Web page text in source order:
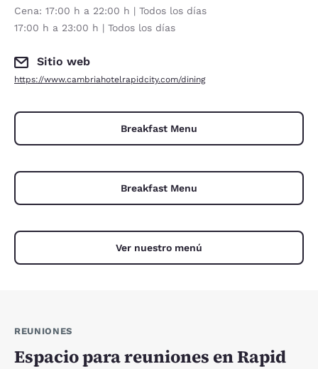
Cena: 17:00 h a 22:00 h | Todos los días
17:00 h a 23:00 h | Todos los días
Sitio web
https://www.cambriahotelrapidcity.com/dining
Breakfast Menu
Breakfast Menu
Ver nuestro menú
REUNIONES
Espacio para reuniones en Rapid